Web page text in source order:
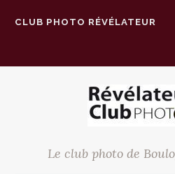
CLUB PHOTO RÉVÉLATEUR
Le club photo de